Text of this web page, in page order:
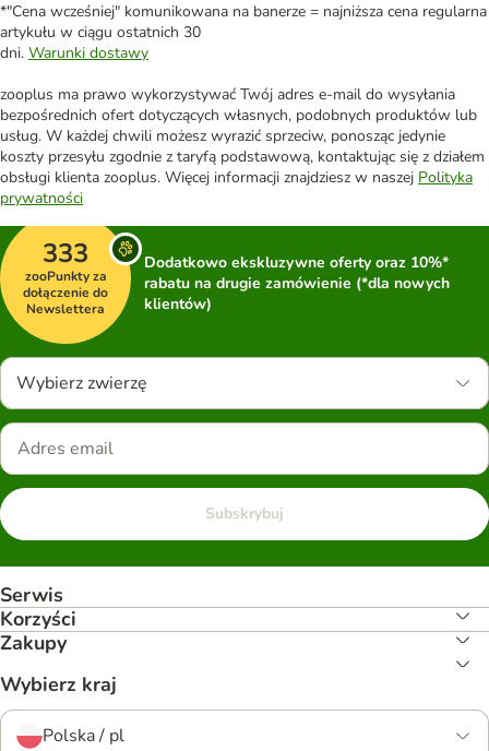
*"Cena wcześniej" komunikowana na banerze = najniższa cena regularna
artykułu w ciągu ostatnich 30
dni. Warunki dostawy
zooplus ma prawo wykorzystywać Twój adres e-mail do wysyłania
bezpośrednich ofert dotyczących własnych, podobnych produktów lub
usług. W każdej chwili możesz wyrazić sprzeciw, ponosząc jedynie
koszty przesyłu zgodnie z taryfą podstawową, kontaktując się z działem
obsługi klienta zooplus. Więcej informacji znajdziesz w naszej Polityka
prywatności
333
zooPunkty za
dołączenie do
Newslettera
Dodatkowo ekskluzywne oferty oraz 10%*
rabatu na drugie zamówienie (*dla nowych
klientów)
Wybierz zwierzę
Subskrybuj
Serwis
Korzyści
Zakupy
Wybierz kraj
Polska / pl